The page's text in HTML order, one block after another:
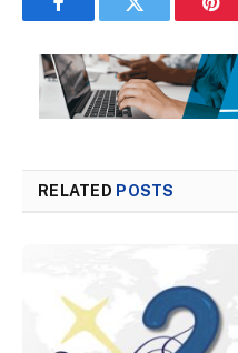
FacebookTwitter
RELATED POSTS